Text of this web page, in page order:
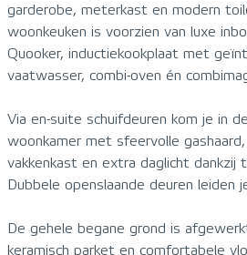
garderobe, meterkast en modern
woonkeuken is voorzien van luxe
Quooker, inductiekookplaat met
vaatwasser, combi-oven én
Via en-suite schuifdeuren kom je in
woonkamer met sfeervolle
vakkenkast en extra daglicht
Dubbele openslaande deuren leiden
De gehele begane grond is
keramisch parket en comfortabele